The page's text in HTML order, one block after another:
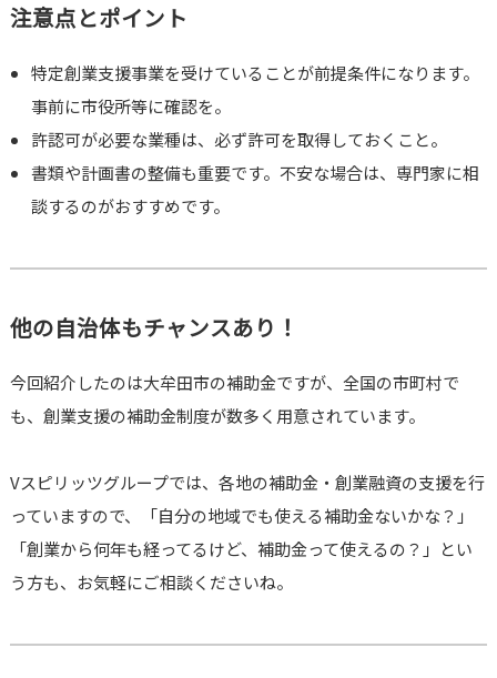
注意点とポイント
特定創業支援事業を受けていることが前提条件になります。
事前に市役所等に確認を。
許認可が必要な業種は、必ず許可を取得しておくこと。
書類や計画書の整備も重要です。不安な場合は、専門家に相
談するのがおすすめです。
他の自治体もチャンスあり！
今回紹介したのは大牟田市の補助金ですが、全国の市町村で
も、創業支援の補助金制度が数多く用意されています。
Vスピリッツグループでは、各地の補助金・創業融資の支援を行
っていますので、「自分の地域でも使える補助金ないかな？」
「創業から何年も経ってるけど、補助金って使えるの？」とい
う方も、お気軽にご相談くださいね。